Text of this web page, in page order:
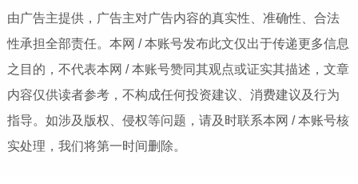
由广告主提供，广告主对广告内容的真实性、准确性、合法
性承担全部责任。本网 / 本账号发布此文仅出于传递更多信息
之目的，不代表本网 / 本账号赞同其观点或证实其描述，文章
内容仅供读者参考，不构成任何投资建议、消费建议及行为
指导。如涉及版权、侵权等问题，请及时联系本网 / 本账号核
实处理，我们将第一时间删除。